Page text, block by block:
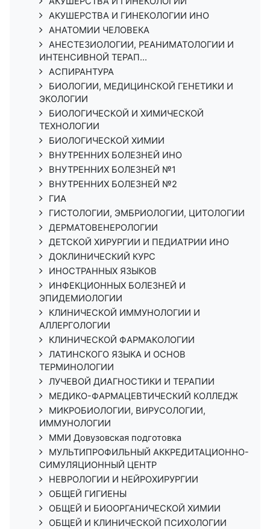
АКУШЕРСТВА И ГИНЕКОЛОГИИ ИНО
АНАТОМИИ ЧЕЛОВЕКА
АНЕСТЕЗИОЛОГИИ, РЕАНИМАТОЛОГИИ И
ИНТЕНСИВНОЙ ТЕРАП...
АСПИРАНТУРА
БИОЛОГИИ, МЕДИЦИНСКОЙ ГЕНЕТИКИ И
ЭКОЛОГИИ
БИОЛОГИЧЕСКОЙ И ХИМИЧЕСКОЙ
ТЕХНОЛОГИИ
БИОЛОГИЧЕСКОЙ ХИМИИ
ВНУТРЕННИХ БОЛЕЗНЕЙ ИНО
ВНУТРЕННИХ БОЛЕЗНЕЙ №1
ВНУТРЕННИХ БОЛЕЗНЕЙ №2
ГИА
ГИСТОЛОГИИ, ЭМБРИОЛОГИИ, ЦИТОЛОГИИ
ДЕРМАТОВЕНЕРОЛОГИИ
ДЕТСКОЙ ХИРУРГИИ И ПЕДИАТРИИ ИНО
ДОКЛИНИЧЕСКИЙ КУРС
ИНОСТРАННЫХ ЯЗЫКОВ
ИНФЕКЦИОННЫХ БОЛЕЗНЕЙ И
ЭПИДЕМИОЛОГИИ
КЛИНИЧЕСКОЙ ИММУНОЛОГИИ И
АЛЛЕРГОЛОГИИ
КЛИНИЧЕСКОЙ ФАРМАКОЛОГИИ
ЛАТИНСКОГО ЯЗЫКА И ОСНОВ
ТЕРМИНОЛОГИИ
ЛУЧЕВОЙ ДИАГНОСТИКИ И ТЕРАПИИ
МЕДИКО-ФАРМАЦЕВТИЧЕСКИЙ КОЛЛЕДЖ
МИКРОБИОЛОГИИ, ВИРУСОЛОГИИ,
ИММУНОЛОГИИ
ММИ Довузовская подготовка
МУЛЬТИПРОФИЛЬНЫЙ АККРЕДИТАЦИОННО-
СИМУЛЯЦИОННЫЙ ЦЕНТР
НЕВРОЛОГИИ И НЕЙРОХИРУРГИИ
ОБЩЕЙ ГИГИЕНЫ
ОБЩЕЙ И БИООРГАНИЧЕСКОЙ ХИМИИ
ОБЩЕЙ И КЛИНИЧЕСКОЙ ПСИХОЛОГИИ